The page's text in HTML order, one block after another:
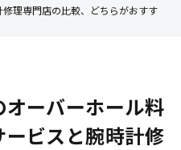
理専門店の比較、どちらがおすす
ーバーホール料
ビスと腕時計修